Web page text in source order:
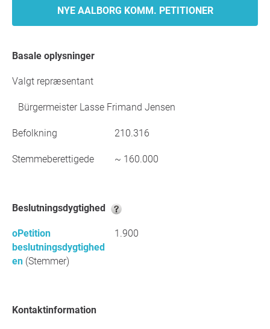
NYE AALBORG KOMM. PETITIONER
Basale oplysninger
Valgt repræsentant
Bürgermeister Lasse Frimand Jensen
Befolkning 210.316
Stemmeberettigede ~ 160.000
Beslutningsdygtighed
oPetition
beslutningsdygtighed
en (Stemmer)
1.900
Kontaktinformation